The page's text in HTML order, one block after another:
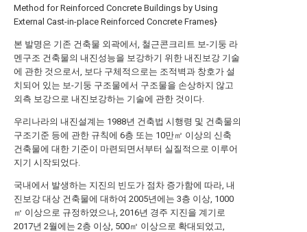
Method for Reinforced Concrete Buildings by Using
External Cast-in-place Reinforced Concrete Frames}
본 발명은 기존 건축물 외곽에서, 철근콘크리트 보-기둥 라
멘구조 건축물의 내진성능을 보강하기 위한 내진보강 기술
에 관한 것으로서, 보다 구체적으로는 조적벽과 창호가 설
치되어 있는 보-기둥 구조물에서 구조물을 손상하지 않고
외측 보강으로 내진보강하는 기술에 관한 것이다.
우리나라의 내진설계는 1988년 건축법 시행령 및 건축물의
구조기준 등에 관한 규칙에 6층 또는 10만㎡ 이상의 신축
건축물에 대한 기준이 마련되면서부터 실질적으로 이루어
지기 시작되었다.
국내에서 발생하는 지진의 빈도가 점차 증가함에 따라, 내
진보강 대상 건축물에 대하여 2005년에는 3층 이상, 1000
㎡ 이상으로 규정하였으나, 2016년 경주 지진을 계기로
2017년 2월에는 2층 이상, 500㎡ 이상으로 확대되었고,